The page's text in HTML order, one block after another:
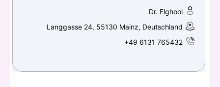
Don't have an account?
Continue withFacebook
Dr. Elghool
Langgasse 24, 55130 Mainz, Deutschland
+49 6131 765432